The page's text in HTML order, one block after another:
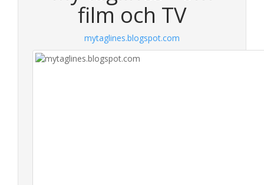
film och TV
mytaglines.blogspot.com